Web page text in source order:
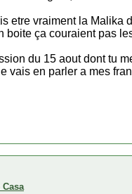
etre vraiment la Malika
boite ça couraient pas
du 15 aout dont tu
vais en parler a mes